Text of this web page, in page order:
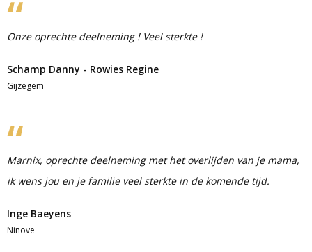
Onze oprechte deelneming ! Veel sterkte !
Schamp Danny - Rowies Regine
Gijzegem
Marnix, oprechte deelneming met het overlijden van je mama,
ik wens jou en je familie veel sterkte in de komende tijd.
Inge Baeyens
Ninove